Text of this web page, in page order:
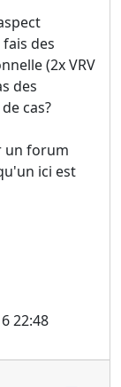
des
(2x VRV
des
cas?
un forum
ici est
22:48